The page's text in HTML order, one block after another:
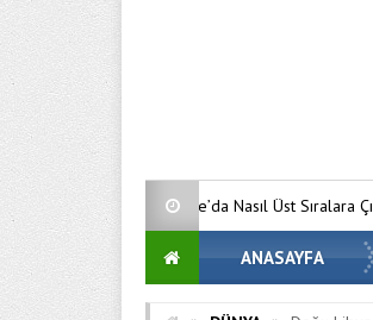
Nasıl Üst Sıralara Çıkıyor?
ANASAYFA